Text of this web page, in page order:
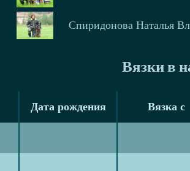
Спиридонова Наталья
Вязки в
Дата рождения Вязка с
Дата рождения Вязка с